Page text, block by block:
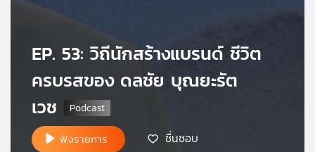
เครือ
EP. 53: วิถีนักสร้างแบรนด์ ชีวิต
ครบรสของ ดลชัย บุณยะรัต
เวช
ฟังรายการ ชื่นชอบ